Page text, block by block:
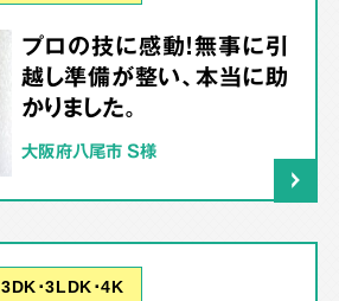
プロの技に感動！無事に引
越し準備が整い、本当に助
かりました。
大阪府八尾市 S様
3DK･3LDK･4K